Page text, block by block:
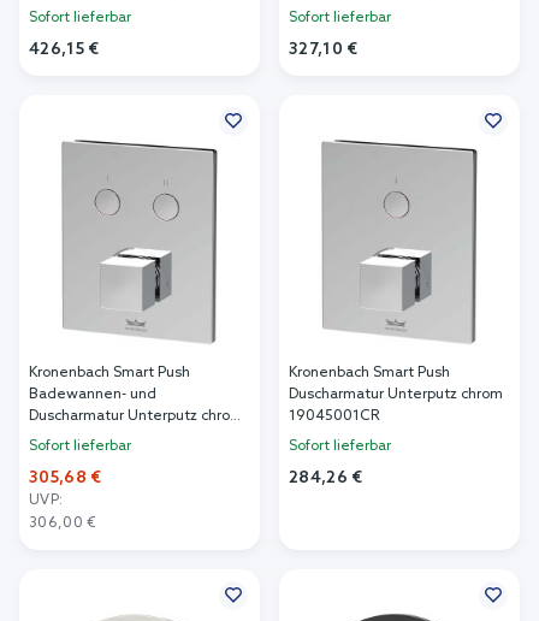
schwarz 19045003SM
Sofort lieferbar
426,15 €
19045003CR
Sofort lieferbar
327,10 €
Kronenbach Smart Push
Badewannen- und
Duscharmatur Unterputz chrom
19045002CR
Sofort lieferbar
305,68 €
UVP:
306,00 €
Kronenbach Smart Push
Duscharmatur Unterputz chrom
19045001CR
Sofort lieferbar
284,26 €